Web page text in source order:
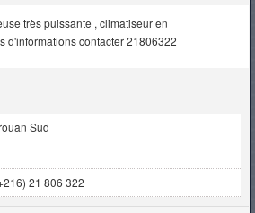
très puissante , climatiseur en
d'informations contacter 21806322
Sud
21 806 322